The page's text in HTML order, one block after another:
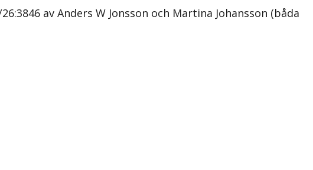
av Anders W Jonsson och Martina Johansson (båda